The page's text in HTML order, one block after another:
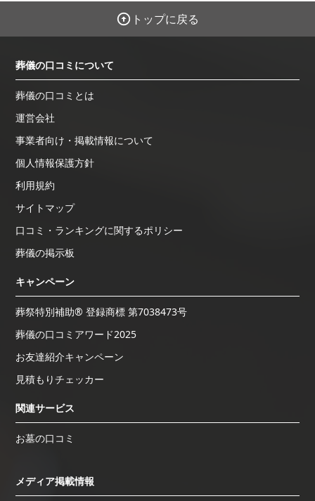
トップに戻る
葬儀の口コミについて
葬儀の口コミとは
運営会社
事業者向け・掲載情報について
個人情報保護方針
利用規約
サイトマップ
口コミ・ランキングに関するポリシー
葬儀の掲示板
キャンペーン
葬祭特別補助® 登録商標 第7038473号
葬儀の口コミアワード2025
お友達紹介キャンペーン
見積もりチェッカー
関連サービス
お墓の口コミ
メディア掲載情報